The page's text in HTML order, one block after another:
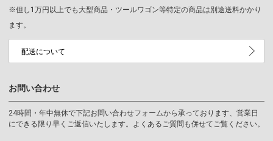
※但し1万円以上でも大型商品・ツールワゴン等特定の商品は別途送料かかり
ます。
配送について
お問い合わせ
24時間・年中無休で下記お問い合わせフォームから承っております、営業日
にできる限り早くご返信いたします。よくあるご質問も併せてご覧ください。